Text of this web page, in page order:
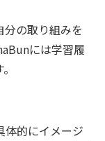
の取り組みを
には学習履
体的にイメージ